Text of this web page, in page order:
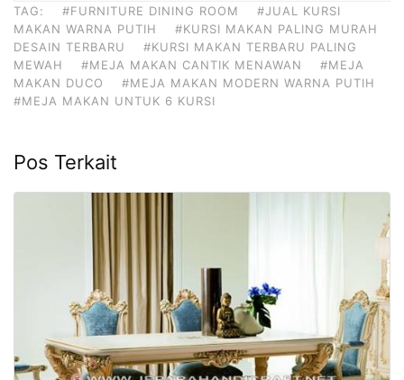
TAG: #FURNITURE DINING ROOM
#JUAL KURSI
MAKAN WARNA PUTIH
#KURSI MAKAN PALING MURAH
DESAIN TERBARU
#KURSI MAKAN TERBARU PALING
MEWAH
#MEJA MAKAN CANTIK MENAWAN
#MEJA
MAKAN DUCO
#MEJA MAKAN MODERN WARNA PUTIH
#MEJA MAKAN UNTUK 6 KURSI
Pos Terkait